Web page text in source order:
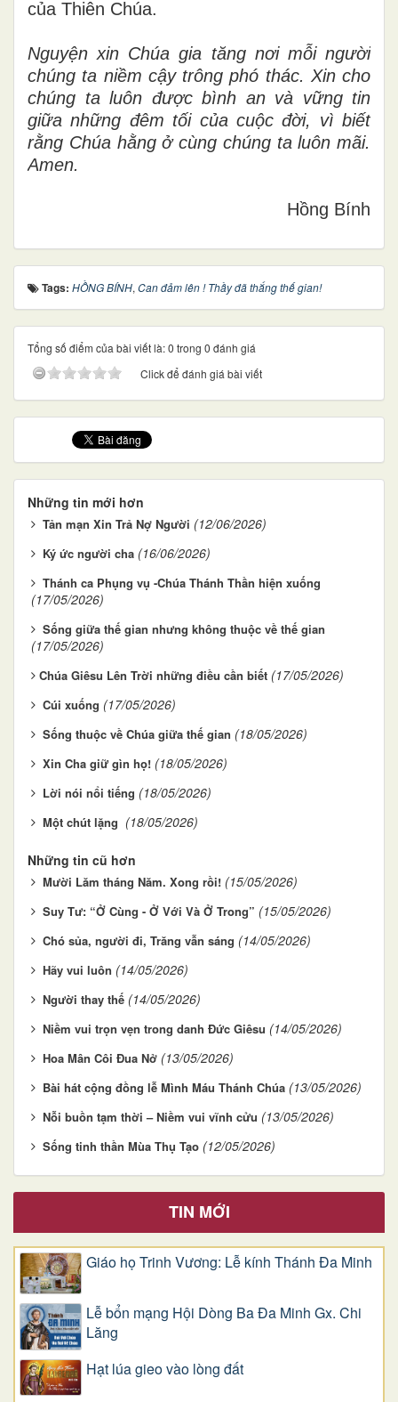
của Thiên Chúa.
Nguyện xin Chúa gia tăng nơi mỗi người
chúng ta niềm cậy trông phó thác. Xin cho
chúng ta luôn được bình an và vững tin
giữa những đêm tối của cuộc đời, vì biết
rằng Chúa hằng ở cùng chúng ta luôn mãi.
Amen.
Hồng Bính
Tags: HỒNG BÍNH, Can đảm lên ! Thầy đã thắng thế gian!
Tổng số điểm của bài viết là: 0 trong 0 đánh giá
Click để đánh giá bài viết
Những tin mới hơn
Tản mạn Xin Trả Nợ Người (12/06/2026)
Ký ức người cha (16/06/2026)
Thánh ca Phụng vụ -Chúa Thánh Thần hiện xuống
(17/05/2026)
Sống giữa thế gian nhưng không thuộc về thế gian
(17/05/2026)
​​​​​​​Chúa Giêsu Lên Trời những điều cần biết (17/05/2026)
Cúi xuống (17/05/2026)
Sống thuộc về Chúa giữa thế gian (18/05/2026)
Xin Cha giữ gìn họ! (18/05/2026)
Lời nói nổi tiếng (18/05/2026)
Một chút lặng (18/05/2026)
Những tin cũ hơn
Mười Lăm tháng Năm. Xong rồi! (15/05/2026)
Suy Tư: “Ở Cùng - Ở Với Và Ở Trong” (15/05/2026)
Chó sủa, người đi, Trăng vẫn sáng (14/05/2026)
Hãy vui luôn (14/05/2026)
Người thay thế (14/05/2026)
Niềm vui trọn vẹn trong danh Đức Giêsu (14/05/2026)
Hoa Mân Côi Đua Nở (13/05/2026)
Bài hát cộng đồng lễ Mình Máu Thánh Chúa (13/05/2026)
Nỗi buồn tạm thời – Niềm vui vĩnh cửu (13/05/2026)
Sống tinh thần Mùa Thụ Tạo (12/05/2026)
TIN MỚI
Giáo họ Trinh Vương: Lễ kính Thánh Đa Minh
Lễ bổn mạng Hội Dòng Ba Đa Minh Gx. Chi
Lăng
Hạt lúa gieo vào lòng đất